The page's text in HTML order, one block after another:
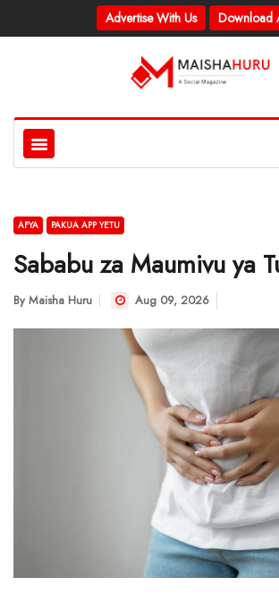
Advertise With Us Download
AFYA PAKUA APP YETU
Sababu za Maumivu ya
By Maisha Huru Aug 09, 2026